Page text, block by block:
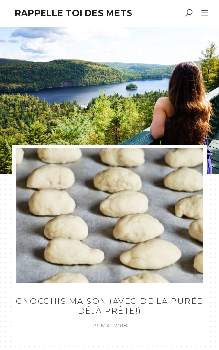
RAPPELLE TOI DES METS
GNOCCHIS MAISON (AVEC DE LA PURÉE
DÉJÀ PRÊTE!)
29 MAI 2018